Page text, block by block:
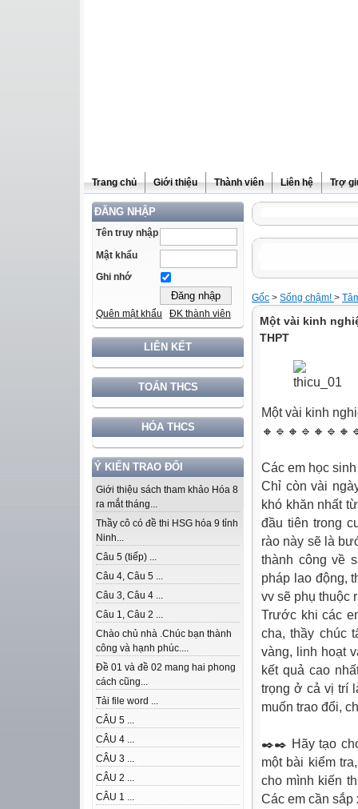
Trang chủ Giới thiệu Thành viên Liên hệ Trợ
ĐĂNG NHẬP
Tên truy nhập
Mật khẩu
Ghi nhớ
Quên mật khẩu ĐK thành viên
LIÊN KẾT
TOÁN THCS
HÓA THCS
Ý KIẾN TRAO ĐỔI
Giới thiệu sách tham khảo Hóa 8
ra mắt tháng...
Thầy cô có đề thi HSG hóa 9 tỉnh
Ninh...
Câu 5 (tiếp) ...
Câu 4, Câu 5 ...
Câu 3, Câu 4 ...
Câu 1, Câu 2 ...
Chào chủ nhà .Chúc bạn thành
công và hạnh phúc....
Đề 01 và đề 02 mang hai phong
cách cũng...
Tải file word ...
CÂU 5 ...
CÂU 4 ...
CÂU 3 ...
CÂU 2 ...
CÂU 1 ...
Gốc > Sống chậm! >
Một vài kinh
THPT
Mộtvài kinh
Các em học
Chỉ còn vài
khó khăn nhất
đầu tiên trong
rào này sẽ là
thành công về
pháp lao động,
vv sẽ phụ thuộc
Trước khi các
cha, thầy chúc
vàng, linh hoạt
kết quả cao
trọng ở cả vị trí
muốn trao đổi,
✒️✒️ Hãy tạo
một bài kiểm
cho mình kiến
Các em cần sắp